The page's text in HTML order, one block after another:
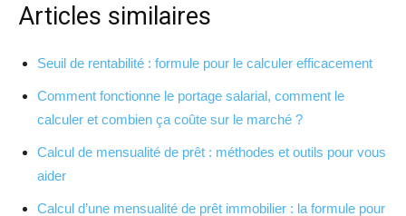
Articles similaires
Seuil de rentabilité : formule pour le calculer efficacement
Comment fonctionne le portage salarial, comment le
calculer et combien ça coûte sur le marché ?
Calcul de mensualité de prêt : méthodes et outils pour vous
aider
Calcul d’une mensualité de prêt immobilier : la formule pour